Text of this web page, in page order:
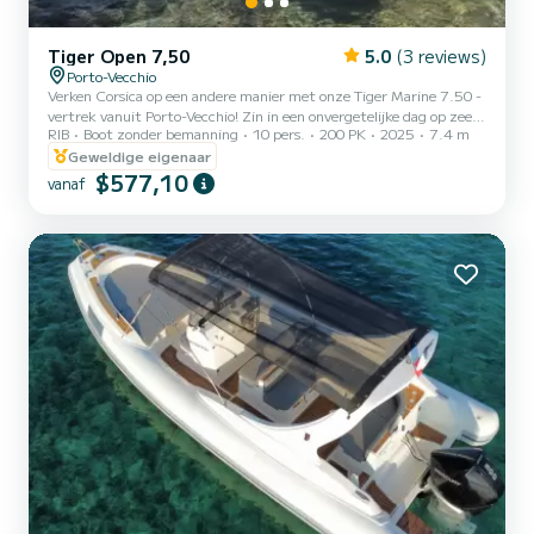
Tiger Open 7,50 5.0 (3 reviews)
Porto-Vecchio
Verken Corsica op een andere manier met onze Tiger Marine 7.50 -
vertrek vanuit Porto-Vecchio! Zin in een onvergetelijke dag op zee?
Huur onze Tiger Marine Open 7.50 - een ruime, comfortabele en
ideale halfstijve boot om de mooiste baaien en geheime stranden
van Corsica te ontdekken. Perfect voor een uitje met vrienden of
familie! Wat onze boot biedt: Capaciteit tot 10 personen Krachtige
schaduw Topgeluidssysteem voor uw muziek Zeer...
RIB Boot zonder bemanning 10 pers. 200 PK 2025
7.4 m
Geweldige eigenaar
vanaf $577,10